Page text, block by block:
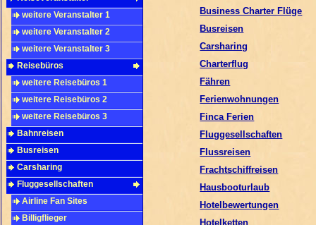
weitere Veranstalter 1
weitere Veranstalter 2
weitere Veranstalter 3
Reisebüros
weitere Reisebüros 1
weitere Reisebüros 2
weitere Reisebüros 3
Bahnreisen
Busreisen
Carsharing
Fluggesellschaften
Airline Fan Sites
Billigflieger
Business Charter Flüge
Busreisen
Carsharing
Charterflug
Fähren
Ferienwohnungen
Finca Ferien
Fluggesellschaften
Flussreisen
Frachtschiffreisen
Hausbooturlaub
Hotelbewertungen
Hotelketten